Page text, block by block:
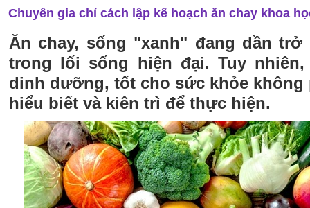
Chuyên gia chỉ cách lập kế hoạch ăn chay khoa
Ăn chay, sống "xanh" đang dần
trong lối sống hiện đại. Tuy
dinh dưỡng, tốt cho sức khỏe không
hiểu biết và kiên trì để thực hiện.